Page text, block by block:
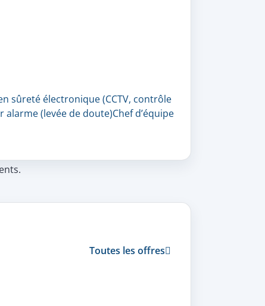
sûreté électronique (CCTV, contrôle
alarme (levée de doute)Chef d’équipe
Toutes les offres